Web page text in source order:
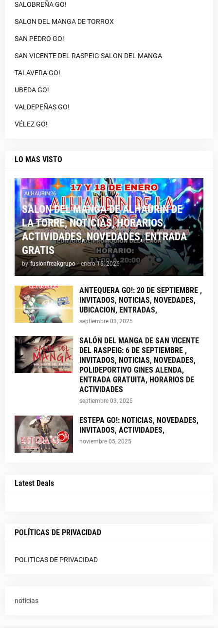
SALOBREÑA GO!
SALON DEL MANGA DE TORROX
SAN PEDRO GO!
SAN VICENTE DEL RASPEIG SALON DEL MANGA
TALAVERA GO!
UBEDA GO!
VALDEPEÑAS GO!
VÉLEZ GO!
LO MAS VISTO
ALHAURIN26
SALON DEL MANGA DE ALHAURIN DE
LA TORRE, NOTICIAS, HORARIOS,
ACTIVIDADES, NOVEDADES, ENTRADA
GRATIS
by fusionfreakgrupo - enero 16, 2026
ANTEQUERA GO!: 20 DE SEPTIEMBRE ,
INVITADOS, NOTICIAS, NOVEDADES,
UBICACION, ENTRADAS,
septiembre 03, 2025
SALÓN DEL MANGA DE SAN VICENTE
DEL RASPEIG: 6 DE SEPTIEMBRE ,
INVITADOS, NOTICIAS, NOVEDADES,
POLIDEPORTIVO GINES ALENDA,
ENTRADA GRATUITA, HORARIOS DE
ACTIVIDADES
septiembre 03, 2025
ESTEPA GO!: NOTICIAS, NOVEDADES,
INVITADOS, ACTIVIDADES,
noviembre 05, 2025
Latest Deals
POLÍTICAS DE PRIVACIDAD
POLITICAS DE PRIVACIDAD
noticias